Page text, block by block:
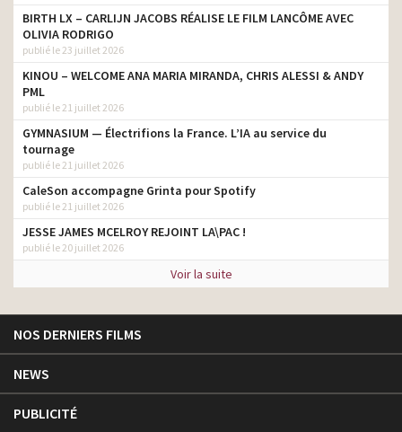
BIRTH LX – CARLIJN JACOBS RÉALISE LE FILM LANCÔME AVEC
OLIVIA RODRIGO
publié le 23 juillet 2026
KINOU – WELCOME ANA MARIA MIRANDA, CHRIS ALESSI & ANDY
PML
publié le 21 juillet 2026
GYMNASIUM — Électrifions la France. L’IA au service du
tournage
publié le 21 juillet 2026
CaleSon accompagne Grinta pour Spotify
publié le 21 juillet 2026
JESSE JAMES MCELROY REJOINT LA\PAC !
publié le 20 juillet 2026
Voir la suite
NOS DERNIERS FILMS
NEWS
PUBLICITÉ